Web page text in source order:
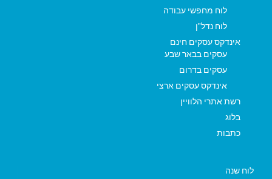
לוח מחפשי עבודה
לוח נדל"ן
אינדקס עסקים חינם
עסקים בבאר שבע
עסקים בדרום
אינדקס עסקים ארצי
רשת אתרי הלוויין
בלוג
כתבות
לוח שנה